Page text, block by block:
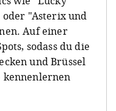
"Asterix und
Auf einer
sodass du die
und Brüssel
kennenlernen